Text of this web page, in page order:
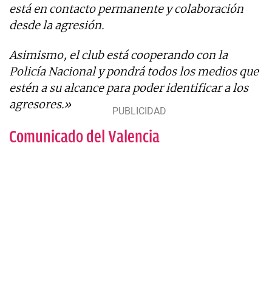
está en contacto permanente y colaboración
desde la agresión.
Asimismo, el club está cooperando con la
Policía Nacional y pondrá todos los medios que
estén a su alcance para poder identificar a los
agresores.»
Comunicado del Valencia